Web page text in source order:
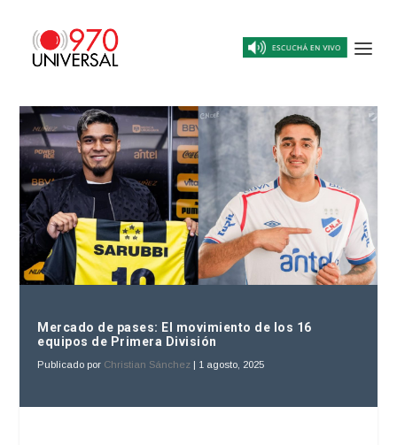
Mercado de pases: El movimiento de los 16
equipos de Primera División
Publicado por Christian Sánchez | 1 agosto, 2025